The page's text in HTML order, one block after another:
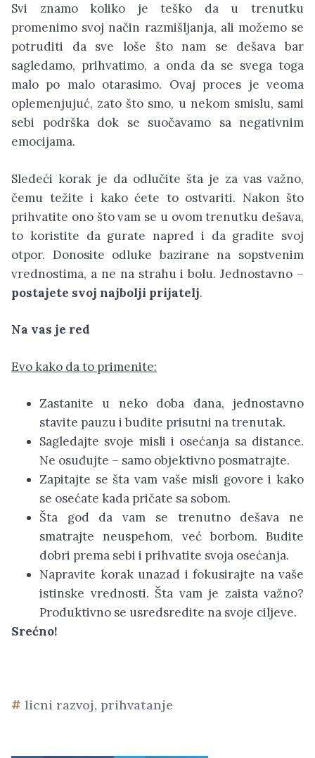
Svi znamo koliko je teško da u trenutku
promenimo svoj način razmišljanja, ali možemo se
potruditi da sve loše što nam se dešava bar
sagledamo, prihvatimo, a onda da se svega toga
malo po malo otarasimo. Ovaj proces je veoma
oplemenjujuć, zato što smo, u nekom smislu, sami
sebi podrška dok se suočavamo sa negativnim
emocijama.
Sledeći korak je da odlučite šta je za vas važno,
čemu težite i kako ćete to ostvariti. Nakon što
prihvatite ono što vam se u ovom trenutku dešava,
to koristite da gurate napred i da gradite svoj
otpor. Donosite odluke bazirane na sopstvenim
vrednostima, a ne na strahu i bolu. Jednostavno –
postajete svoj najbolji prijatelj.
Na vas je red
Evo kako da to primenite:
Zastanite u neko doba dana, jednostavno
stavite pauzu i budite prisutni na trenutak.
Sagledajte svoje misli i osećanja sa distance.
Ne osuđujte – samo objektivno posmatrajte.
Zapitajte se šta vam vaše misli govore i kako
se osećate kada pričate sa sobom.
Šta god da vam se trenutno dešava ne
smatrajte neuspehom, već borbom. Budite
dobri prema sebi i prihvatite svoja osećanja.
Napravite korak unazad i fokusirajte na vaše
istinske vrednosti. Šta vam je zaista važno?
Produktivno se usredsredite na svoje ciljeve.
Srećno!
licni razvoj, prihvatanje